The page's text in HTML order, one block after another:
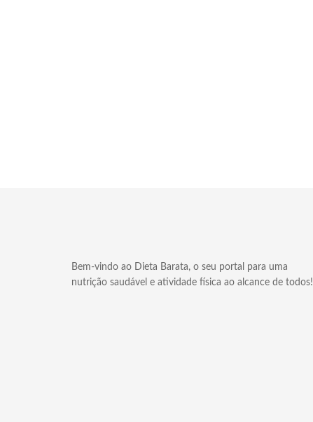
Bem-vindo ao Dieta Barata, o seu portal para uma
nutrição saudável e atividade física ao alcance de todos!